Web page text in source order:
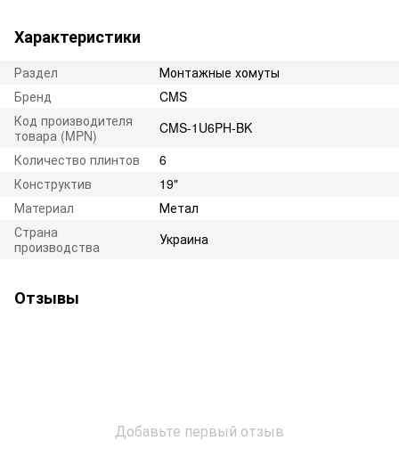
Характеристики
Раздел
Монтажные хомуты
Бренд
CMS
Код производителя
товара (MPN)
CMS-1U6PH-BK
Количество плинтов
6
Конструктив
19"
Материал
Метал
Страна
производства
Украина
Отзывы
Добавьте первый отзыв